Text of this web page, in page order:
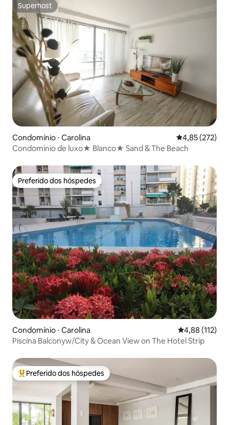
Superhost
Superhost
Condomínio ⋅ Carolina 4,85 de uma
4,85 (272)
Condomínio de luxo★ Blanco★ Sand & The Beach
Preferido dos hóspedes
Preferido dos hóspedes
Condomínio ⋅ Carolina 4,88 de uma
4,88 (112)
Piscina Balconyw/City & Ocean View on The Hotel Strip
Entre os melhores preferidos dos hóspedes
Preferido dos hóspedes